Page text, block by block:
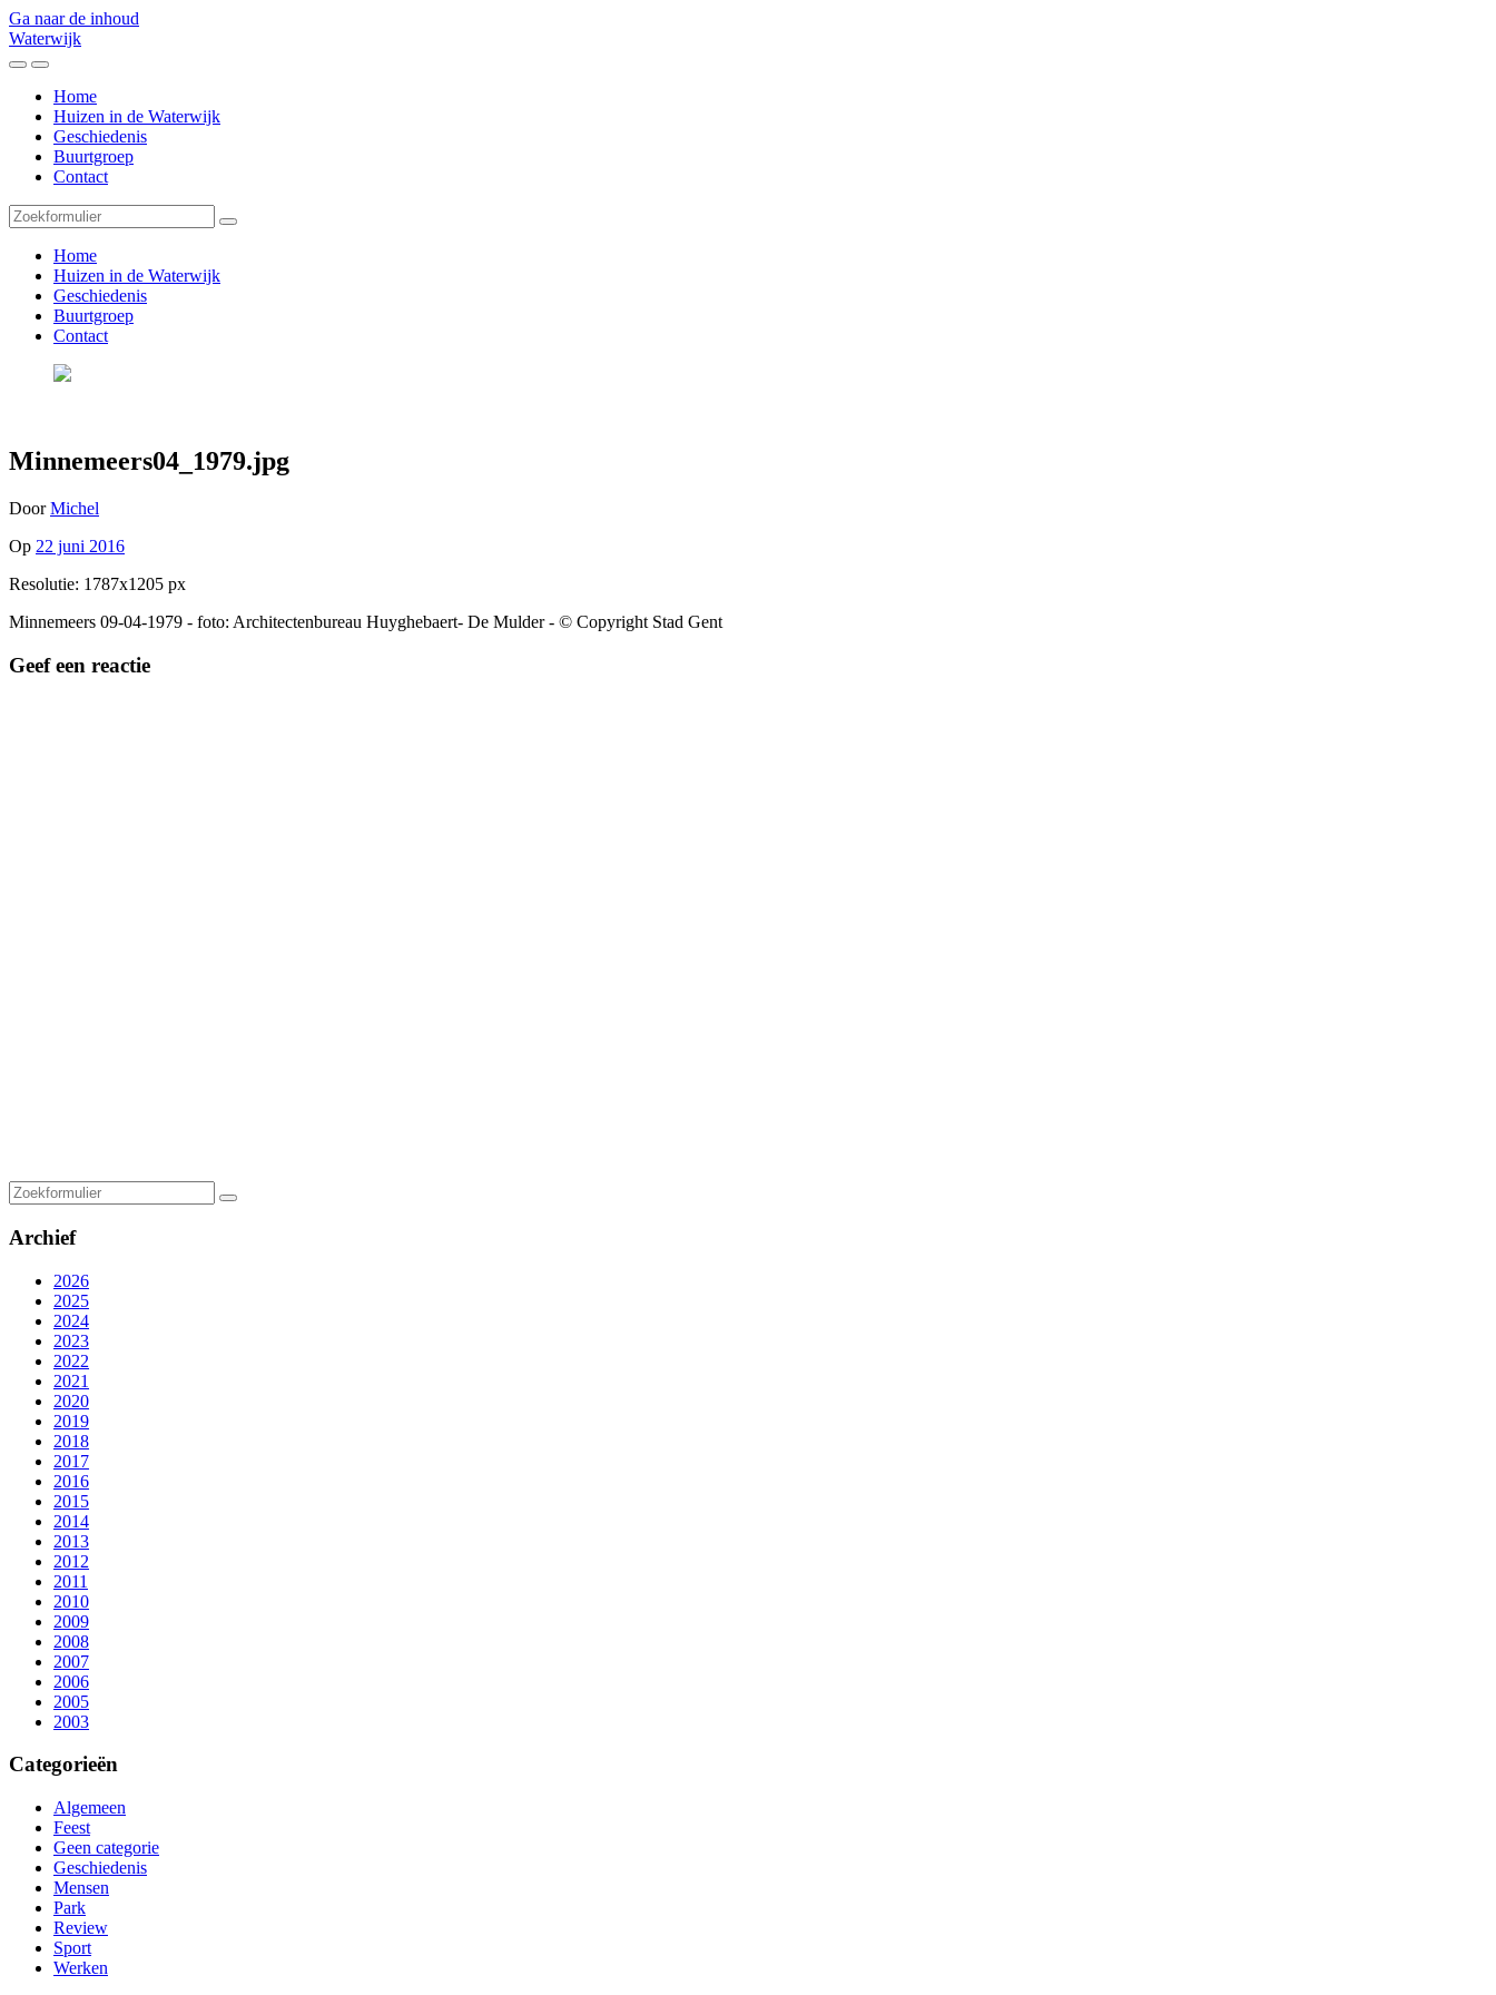
Ga naar de inhoud
Waterwijk
Toggle
mobiele
menu
Toggle
het
zoekveld
Home
Huizen in de Waterwijk
Geschiedenis
Buurtgroep
Contact
Zoeken
Home
Huizen in de Waterwijk
Geschiedenis
Buurtgroep
Contact
Minnemeers04_1979.jpg
DoorMichel
Op 22 juni 2016
Resolutie: 1787x1205 px
Minnemeers 09-04-1979 - foto: Architectenbureau Huyghebaert- De Mulder - © Copyright Stad Gent
Geef een reactie
Zoeken
Archief
2026
2025
2024
2023
2022
2021
2020
2019
2018
2017
2016
2015
2014
2013
2012
2011
2010
2009
2008
2007
2006
2005
2003
Categorieën
Algemeen
Feest
Geen categorie
Geschiedenis
Mensen
Park
Review
Sport
Werken